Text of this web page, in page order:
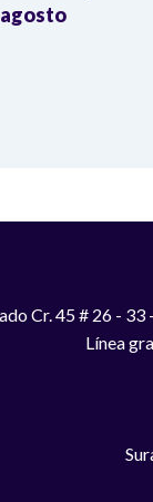
Cr. 45 # 26 -
Línea